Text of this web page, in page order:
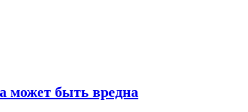
может быть вредна